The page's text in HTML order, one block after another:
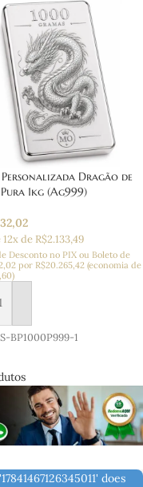
Dragão de
1kg (Ag999)
de R$2.133,49
Desconto no PIX ou Boleto de
por R$20.265,42 (economia de
)
ao carrinho
BP1000P999-1
does